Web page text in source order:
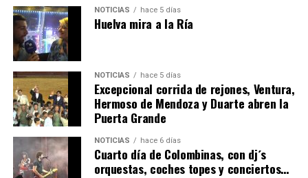
4º DÍA DE LAS FIESTAS COLOMBINAS 2026
hace 6 días Huelvatv
NOTICIAS hace 5 días
Huelva mira a la Ría
NOTICIAS hace 5 días
Excepcional corrida de rejones, Ventura,
Hermoso de Mendoza y Duarte abren la
Puerta Grande
NOTICIAS hace 6 días
Cuarto día de Colombinas, con dj´s
orquestas, coches topes y conciertos…